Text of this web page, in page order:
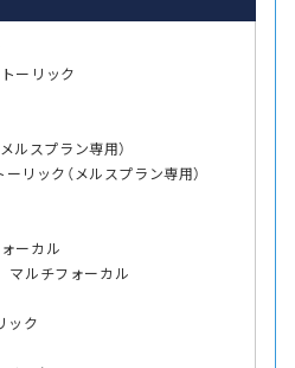
ーリック
ルスプラン専用）
リック（メルスプラン専用）
ーカル
ルチフォーカル
ック